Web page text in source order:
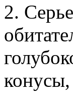
2.